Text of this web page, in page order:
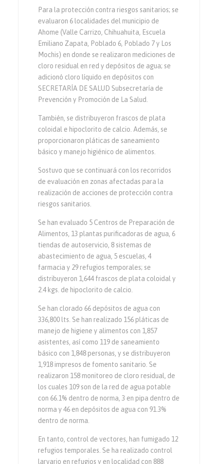
Para la protección contra riesgos sanitarios; se
evaluaron 6 localidades del municipio de
Ahome (Valle Carrizo, Chihuahuita, Escuela
Emiliano Zapata, Poblado 6, Poblado 7 y Los
Mochis) en donde se realizaron mediciones de
cloro residual en red y depósitos de agua; se
adicionó cloro líquido en depósitos con
SECRETARÍA DE SALUD Subsecretaría de
Prevención y Promoción de La Salud.
También, se distribuyeron frascos de plata
coloidal e hipoclorito de calcio. Además, se
proporcionaron pláticas de saneamiento
básico y manejo higiénico de alimentos.
Sostuvo que se continuará con los recorridos
de evaluación en zonas afectadas para la
realización de acciones de protección contra
riesgos sanitarios.
Se han evaluado 5 Centros de Preparación de
Alimentos, 13 plantas purificadoras de agua, 6
tiendas de autoservicio, 8 sistemas de
abastecimiento de agua, 5 escuelas, 4
farmacia y 29 refugios temporales; se
distribuyeron 1,644 frascos de plata coloidal y
2.4 kgs. de hipoclorito de calcio.
Se han clorado 66 depósitos de agua con
336,800 lts. Se han realizado 156 pláticas de
manejo de higiene y alimentos con 1,857
asistentes, así como 119 de saneamiento
básico con 1,848 personas, y se distribuyeron
1,918 impresos de fomento sanitario. Se
realizaron 158 monitoreo de cloro residual, de
los cuales 109 son de la red de agua potable
con 66.1% dentro de norma, 3 en pipa dentro de
norma y 46 en depósitos de agua con 91.3%
dentro de norma.
En tanto, control de vectores, han fumigado 12
refugios temporales. Se ha realizado control
larvario en refugios y en localidad con 888